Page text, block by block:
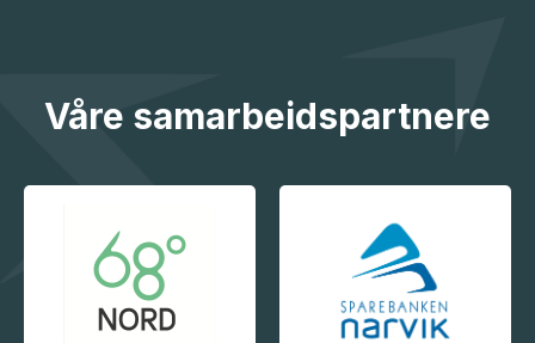
Våre samarbeidspartnere